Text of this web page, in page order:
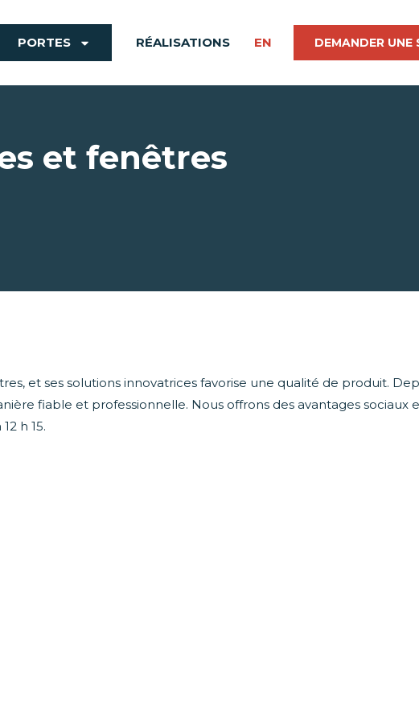
PORTES RÉALISATIONS EN DEMANDER UNE
et fenêtres
et ses solutions innovatrices favorise une qualité de produit.
fiable et professionnelle. Nous offrons des avantages sociaux
h 15.